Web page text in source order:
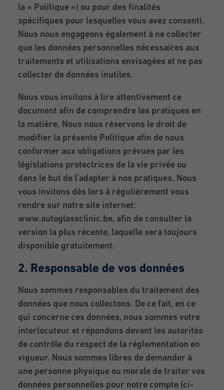
la « Politique ») ou pour des finalités
spécifiques pour lesquelles vous avez consenti.
Nous nous engageons également à ne collecter
que les données personnelles nécessaires aux
traitements et utilisations envisagées et ne pas
collecter de données inutiles.
Nous vous invitons à lire attentivement ce
document afin de comprendre les pratiques en
la matière. Nous nous réservons le droit de
modifier la présente Politique afin de nous
conformer aux obligations prévues par les
législations protectrices de la vie privée ou
dans le but de l’adapter à nos pratiques. Nous
vous invitons dès lors à régulièrement vous
rendre sur notre site internet:
www.autoglassclinic.be, afin de consulter la
version la plus récente, laquelle sera toujours
disponible gratuitement.
2. Responsable de vos données
Nous sommes responsables du traitement des
données que nous collectons. De ce fait, en ce
qui concerne ces données, nous sommes votre
interlocuteur et répondons devant les autorités
de contrôle du respect de la réglementation en
vigueur. Nous sommes libres de demander à
une personne physique ou morale de traiter vos
données personnelles pour notre compte (ci-